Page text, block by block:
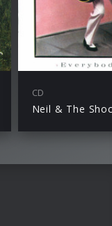
CD